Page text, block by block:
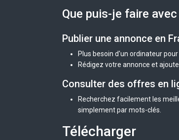
Que puis-je faire
Publier une annonce en
Plus besoin d'un ordinateur
Rédigez votre annonce et
Consulter des offres en
Recherchez facilement les
simplement par mots-clés.
Télécharger